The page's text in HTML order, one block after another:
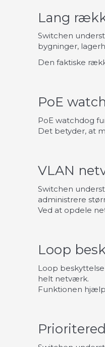
Lang
Switchen
bygninger,
Den faktiske
PoE
PoE watchdog
Det betyder, at
VLAN
Switchen
administrere
Ved at opdele
Loop
Loop
helt netværk.
Funktionen